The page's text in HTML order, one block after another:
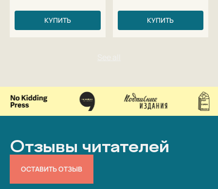
КУПИТЬ КУПИТЬ
Отзывы читателей
ОСТАВИТЬ ОТЗЫВ